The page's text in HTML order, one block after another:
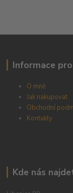
Informace
O mně
Jak nakupovat
Obchodní
Kontakty
Kde nás